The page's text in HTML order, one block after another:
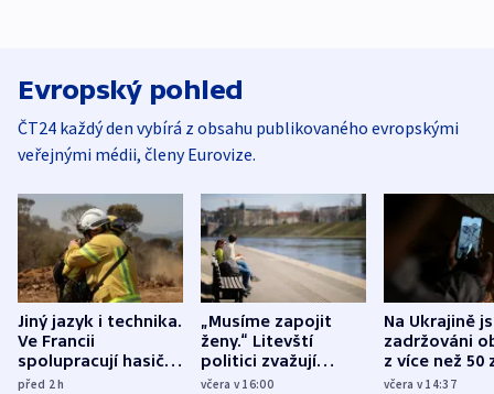
Evropský pohled
ČT24 každý den vybírá z obsahu publikovaného evropskými
veřejnými médii, členy Eurovize.
Jiný jazyk i technika.
Ve Francii
spolupracují hasiči z
různých zemí
před 2h
„Musíme zapojit
ženy.“ Litevští
politici zvažují
dohodu o
včera v 16:00
Na Ukrajině
zadržováni
z více než 50
Bojovali na
včera v 14:37